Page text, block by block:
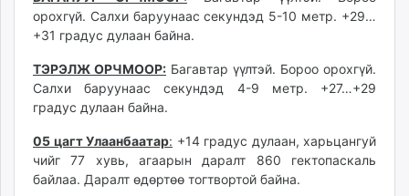
shuum.mn
times.mn
mass.mn
unegui.mn
assa.mn
toim.mn
tac.mn
paparazzi.mn
орохгүй. Салхи баруунаас секундэд 5-10 метр. +29…
+31 градус дулаан байна.
ТЭРЭЛЖ ОРЧМООР: Багавтар үүлтэй. Бороо орохгүй.
Салхи баруунаас секундэд 4-9 метр. +27…+29
градус дулаан байна.
05 цагт Улаанбаатар: +14 градус дулаан, харьцангуй
чийг 77 хувь, агаарын даралт 860 гектопаскаль
байлаа. Даралт өдөртөө тогтвортой байна.